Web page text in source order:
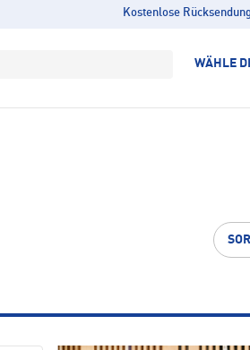
Kostenlose Rücksendung
WÄHLE